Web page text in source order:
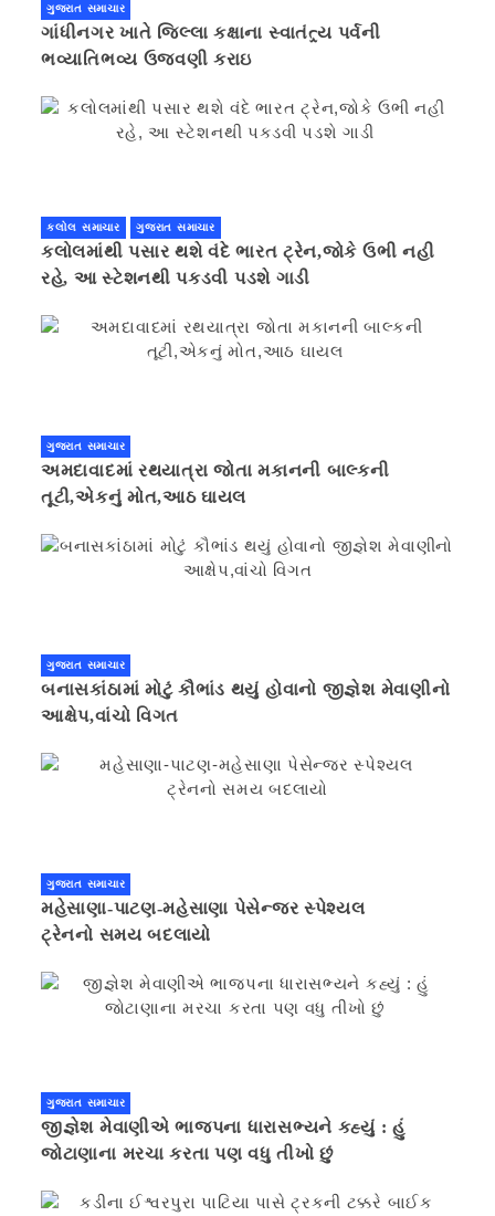
ગુજરાત સમાચાર
ગાંધીનગર ખાતે જિલ્લા કક્ષાના સ્વાતંત્ર્ય પર્વની
ભવ્યાતિભવ્ય ઉજવણી કરાઇ
કલોલ સમાચાર ગુજરાત સમાચાર
કલોલમાંથી પસાર થશે વંદે ભારત ટ્રેન,જોકે ઉભી નહી
રહે, આ સ્ટેશનથી પકડવી પડશે ગાડી
ગુજરાત સમાચાર
અમદાવાદમાં રથયાત્રા જોતા મકાનની બાલ્કની
તૂટી,એકનું મોત,આઠ ઘાયલ
ગુજરાત સમાચાર
બનાસકાંઠામાં મોટું કૌભાંડ થયું હોવાનો જીજ્ઞેશ મેવાણીનો
આક્ષેપ,વાંચો વિગત
ગુજરાત સમાચાર
મહેસાણા-પાટણ-મહેસાણા પેસેન્જર સ્પેશ્યલ
ટ્રેનનો સમય બદલાયો
ગુજરાત સમાચાર
જીજ્ઞેશ મેવાણીએ ભાજપના ધારાસભ્યને કહ્યું : હું
જોટાણાના મરચા કરતા પણ વધુ તીખો છું